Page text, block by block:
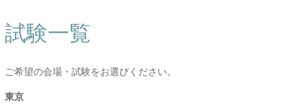
試験一覧
ご希望の会場・試験をお選びください。
東京